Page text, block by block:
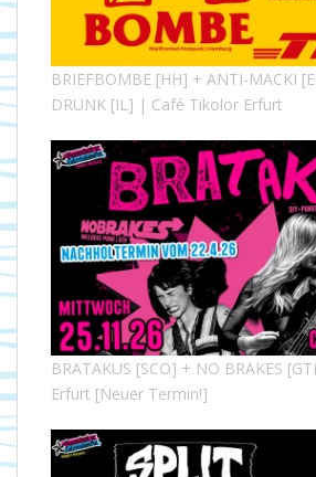
BRIEFBOMBE [HH] + ANTI-MACKI
DRUNK [IL] | Café Tikolor Erfurt
BRATAKUS [SCO] + NO BRAKES
Erfurt [Neuer Termin!]